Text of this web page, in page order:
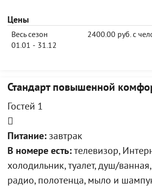
Цены
Весь сезон
01.01 - 31.12
2400.00 руб. с
Стандарт повышенной
Гостей 1
Питание: завтрак
В номере есть: телевизор,
холодильник, туалет, душ/
радио, полотенца, мыло и